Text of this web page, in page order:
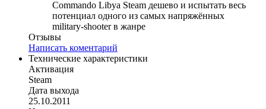
Commando Libya Steam дешево и испытать весь
потенциал одного из самых напряжённых
military‑shooter в жанре
Отзывы
Написать коментарий
Технические характеристики
Активация
Steam
Дата выхода
25.10.2011